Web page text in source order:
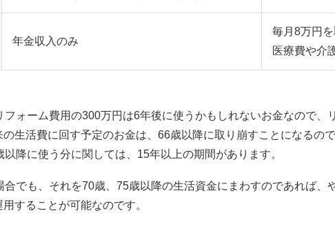
年金収入のみ
毎月8万円
医療費や介
フォーム費用の300万円は6年後に使うかもしれないお金なので、
生活費に回す予定のお金は、66歳以降に取り崩すことになるの
降に使う分に関しては、15年以上の期間があります。
でも、それを70歳、75歳以降の生活資金にまわすのであれば、
することが可能なのです。